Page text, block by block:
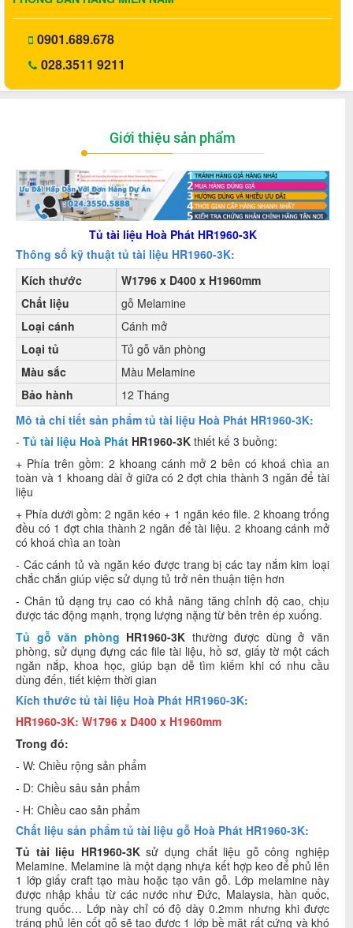
0901.689.678
028.3511 9211
Giới thiệu sản phẩm
Tủ tài liệu Hoà Phát HR1960-3K
Thông số kỹ thuật tủ tài liệu HR1960-3K:
Kích thước
W1796 x D400 x H1960mm
Chất liệu
gỗ Melamine
Loại cánh
Cánh mở
Loại tủ
Tủ gỗ văn phòng
Màu sắc
Màu Melamine
Bảo hành
12 Tháng
Mô tả chi tiết sản phẩm tủ tài liệu Hoà Phát HR1960-3K:
- Tủ tài liệu Hoà Phát HR1960-3K thiết kế 3 buồng:
+ Phía trên gồm: 2 khoang cánh mở 2 bên có khoá chìa an
toàn và 1 khoang dài ở giữa có 2 đợt chia thành 3 ngăn để tài
liệu
+ Phía dưới gồm: 2 ngăn kéo + 1 ngăn kéo file. 2 khoang trống
đều có 1 đợt chia thành 2 ngăn để tài liệu. 2 khoang cánh mở
có khoá chìa an toàn
- Các cánh tủ và ngăn kéo được trang bị các tay nắm kim loại
chắc chắn giúp việc sử dụng tủ trở nên thuận tiện hơn
- Chân tủ dạng trụ cao có khả năng tăng chỉnh độ cao, chịu
được tác động mạnh, trọng lượng nặng từ bên trên ép xuống.
Tủ gỗ văn phòng HR1960-3K thường được dùng ở văn
phòng, sử dụng đựng các file tài liệu, hồ sơ, giấy tờ một cách
ngăn nắp, khoa học, giúp bạn dễ tìm kiếm khi có nhu cầu
dùng đến, tiết kiệm thời gian
Kích thước tủ tài liệu Hoà Phát HR1960-3K:
HR1960-3K: W1796 x D400 x H1960mm
Trong đó:
- W: Chiều rộng sản phẩm
- D: Chiều sâu sản phẩm
- H: Chiều cao sản phẩm
Chất liệu sản phẩm tủ tài liệu gỗ Hoà Phát HR1960-3K:
Tủ tài liệu HR1960-3Ksử dụng chất liệu gỗ công nghiệp
Melamine. Melamine là một dạng nhựa kết hợp keo để phủ lên
1 lớp giấy craft tạo màu hoặc tạo vân gỗ. Lớp melamine này
được nhập khẩu từ các nước như Đức, Malaysia, hàn quốc,
trung quốc… Lớp này chỉ có độ dày 0.2mm nhưng khi được
tráng phủ lên cốt gỗ sẽ tạo được 1 lớp bề mặt rất cứng và khó